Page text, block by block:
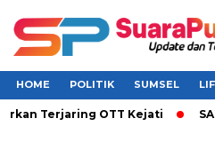
HOME POLITIK SUMSEL
Terjaring OTT Kejati